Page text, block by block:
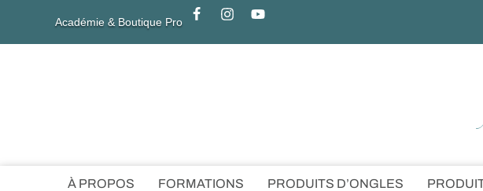
Académie & Boutique Pro
À PROPOS FORMATIONS PRODUITS D’ONGLES